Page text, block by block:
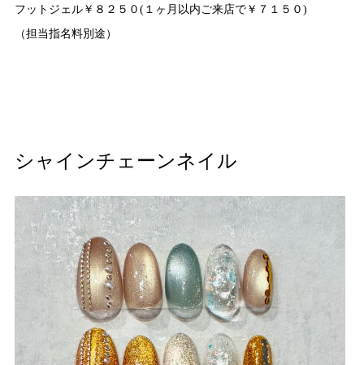
フットジェル￥８２５０(１ヶ月以内ご来店で￥７１５０)
（担当指名料別途）
シャインチェーンネイル